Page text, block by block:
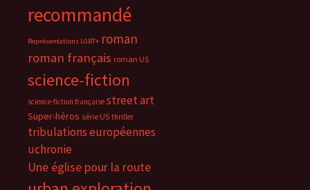
recommandé
Représentations LGBT+ roman
roman français roman US
science-fiction
science-fiction française street art
Super-héros série US thriller
tribulations européennes
uchronie
Une église pour la route